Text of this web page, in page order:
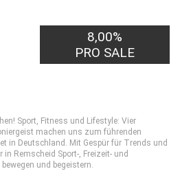
8,00%
PRO SALE
Sport, Fitness und Lifestyle: Vier
machen uns zum führenden
in Deutschland. Mit Gespür für Trends und
Remscheid Sport-, Freizeit- und
und begeistern.